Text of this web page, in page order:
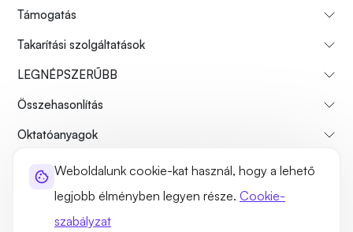
Weboldalunk cookie-kat használ, hogy a lehető
legjobb élményben legyen része. Cookie-
szabályzat
Támogatás
Takarítási szolgáltatások
LEGNÉPSZERŰBB
Összehasonlítás
Oktatóanyagok
Rólunk
Adatvédelmi szabályzatJogszerűségWebhelytérkép